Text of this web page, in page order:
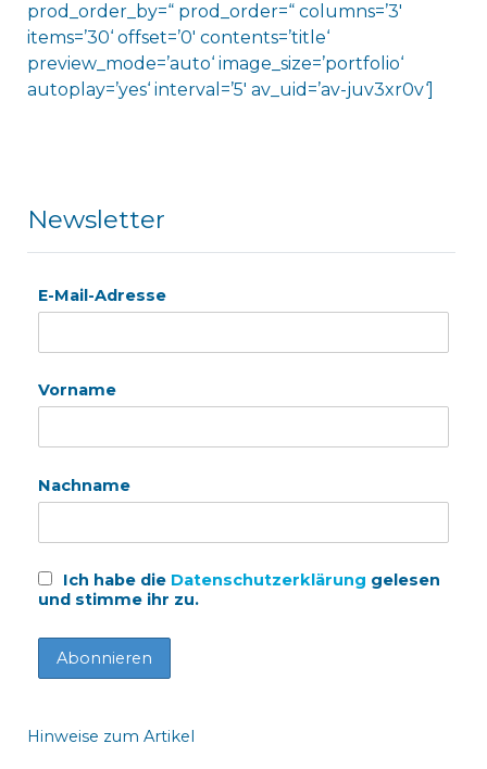
prod_order_by=“ prod_order=“ columns=’3′
items=’30‘ offset=’0′ contents=’title‘
preview_mode=’auto‘ image_size=’portfolio‘
autoplay=’yes‘ interval=’5′ av_uid=’av-juv3xr0v‘]
Newsletter
E-Mail-Adresse
Vorname
Nachname
Ich habe die Datenschutzerklärung gelesen
und stimme ihr zu.
Hinweise zum Artikel